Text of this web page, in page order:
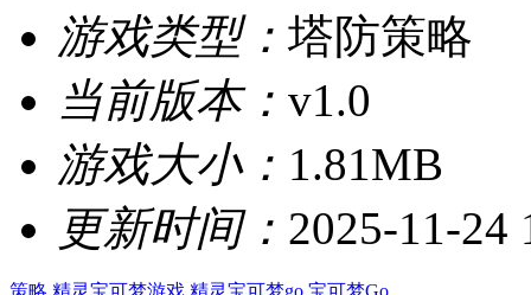
游戏类型： 塔防策略
当前版本： v1.0
游戏大小： 1.81MB
更新时间： 2025-11-24
策略 精灵宝可梦游戏 精灵宝可梦go 宝可梦Go